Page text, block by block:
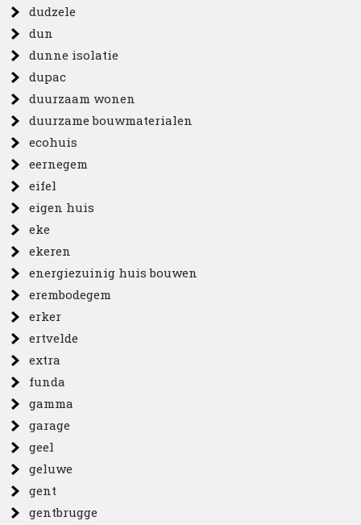
dudzele
dun
dunne isolatie
dupac
duurzaam wonen
duurzame bouwmaterialen
ecohuis
eernegem
eifel
eigen huis
eke
ekeren
energiezuinig huis bouwen
erembodegem
erker
ertvelde
extra
funda
gamma
garage
geel
geluwe
gent
gentbrugge